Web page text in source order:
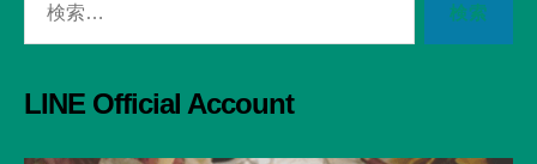
LINE Official Account